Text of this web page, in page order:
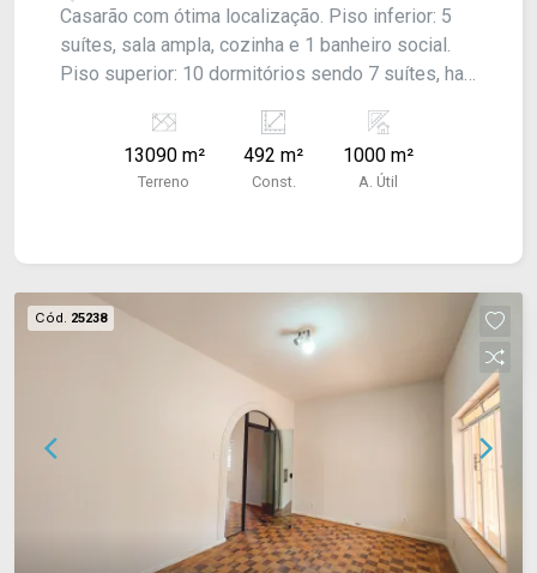
Casarão com ótima localização. Piso inferior: 5
suítes, sala ampla, cozinha e 1 banheiro social.
Piso superior: 10 dormitórios sendo 7 suítes, hall
lavanderia, 1 dormitório, banheiro e cozinha.
Quintal e estacionamento para vários carros.
Acabamento: laje, forro pvc e piso assoalho de
13090 m²
Terreno
492 m²
Const.
1000 m²
A. Útil
Cód. 25238